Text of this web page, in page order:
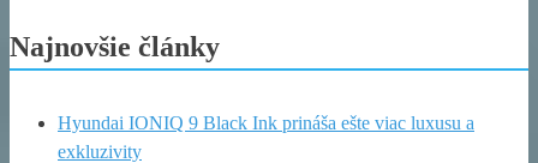
Najnovšie články
Hyundai IONIQ 9 Black Ink prináša ešte viac luxusu a
exkluzivity